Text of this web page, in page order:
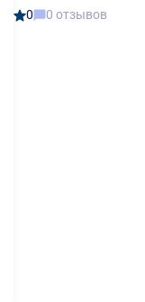
0 0 отзывов